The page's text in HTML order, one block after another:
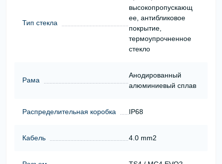
Тип стекла
высокопропускающ
ее, антибликовое
покрытие,
термоупрочненное
стекло
Рама
Анодированный
алюминиевый сплав
Распределительная коробка IP68
Кабель 4.0 mm2